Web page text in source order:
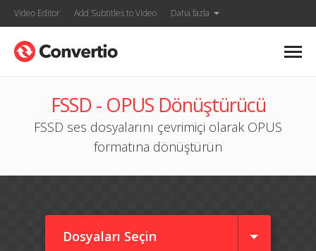
Video Editor Add Subtitles to Video Daha fazla
FSSD - OPUS Dönüştürücü
FSSD ses dosyalarını çevrimiçi olarak OPUS
formatına dönüştürün
Dosyaları Seçin